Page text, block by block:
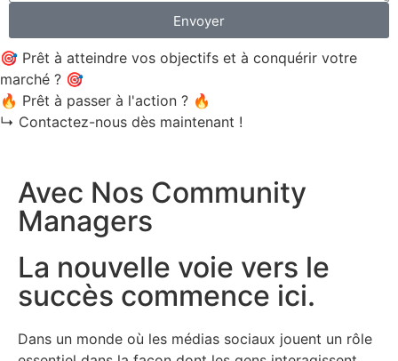
Envoyer
🎯 Prêt à atteindre vos objectifs et à conquérir votre
marché ? 🎯
🔥 Prêt à passer à l'action ? 🔥
↳ Contactez-nous dès maintenant !
Avec Nos Community
Managers
La nouvelle voie vers le
succès commence ici.
Dans un monde où les médias sociaux jouent un rôle